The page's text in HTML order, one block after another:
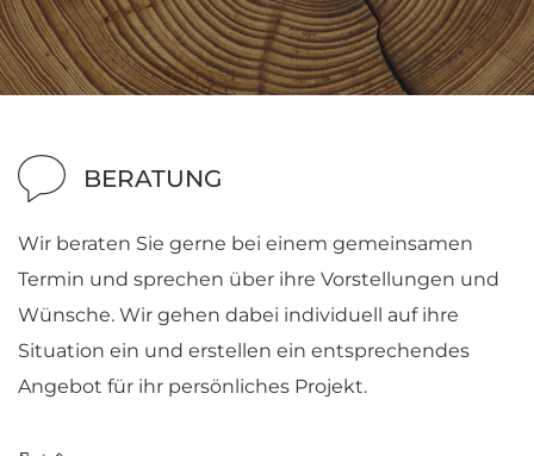
BERATUNG
Wir beraten Sie gerne bei einem gemeinsamen
Termin und sprechen über ihre Vorstellungen und
Wünsche. Wir gehen dabei individuell auf ihre
Situation ein und erstellen ein entsprechendes
Angebot für ihr persönliches Projekt.